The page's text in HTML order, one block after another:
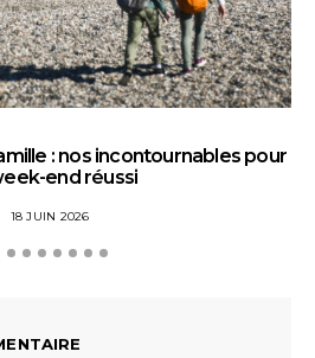
: nos incontournables pour
end réussi
18 JUIN 2026